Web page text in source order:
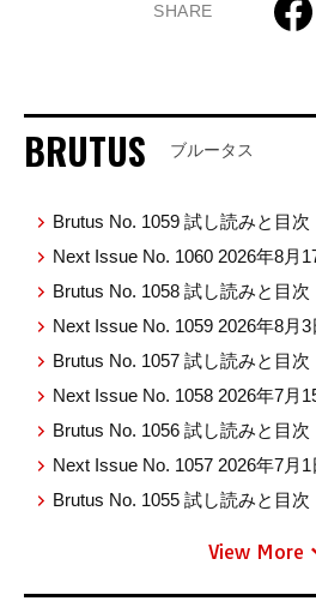
SHARE
BRUTUS ブルータス
Brutus No. 1059 試し読みと目次
Next Issue No. 1060 2026年8月
Brutus No. 1058 試し読みと目次
Next Issue No. 1059 2026年8月3
Brutus No. 1057 試し読みと目次
Next Issue No. 1058 2026年7月
Brutus No. 1056 試し読みと目次
Next Issue No. 1057 2026年7月1
Brutus No. 1055 試し読みと目次
View More